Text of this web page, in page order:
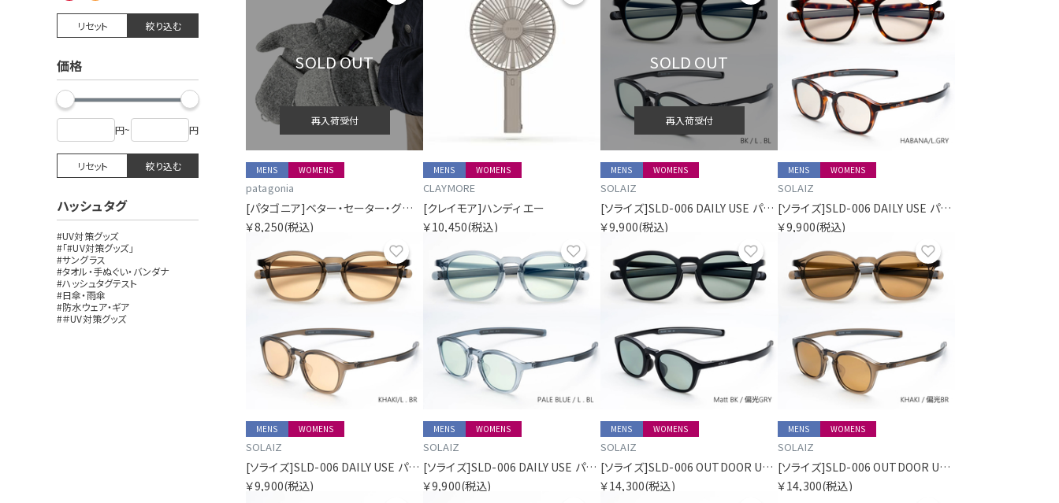
リセット 絞り込む
価格
円~ 円
リセット 絞り込む
ハッシュタグ
#UV対策グッズ
#「#UV対策グッズ」
#サングラス
#タオル・手ぬぐい・バンダナ
#ハッシュタグテスト
#日傘・雨傘
#防水ウェア・ギア
#＃UV対策グッズ
SOLD OUT
再入荷受付
MENS WOMENS
patagonia
[パタゴニア]ベター・セーター・グローブ
￥8,250(税込)
MENS WOMENS
CLAYMORE
[クレイモア]ハンディ エー
￥10,450(税込)
SOLD OUT
再入荷受付
MENS WOMENS
SOLAIZ
[ソライズ]SLD-006 DAILY USE パリジャン
￥9,900(税込)
MENS WOMENS
SOLAIZ
[ソライズ]SLD-006 DAILY USE パリジャン
￥9,900(税込)
お気に入り
MENS WOMENS
SOLAIZ
[ソライズ]SLD-006 DAILY USE パリジャン
￥9,900(税込)
お気に入り
MENS WOMENS
SOLAIZ
[ソライズ]SLD-006 DAILY USE パリジャン
￥9,900(税込)
お気に入り
MENS WOMENS
SOLAIZ
[ソライズ]SLD-006 OUTDOOR USE パリジャン 偏光モデル
￥14,300(税込)
MENS WOMENS
SOLAIZ
[ソライズ]SLD-006 OUTDOOR USE パリジャン 偏光モデル
￥14,300(税込)